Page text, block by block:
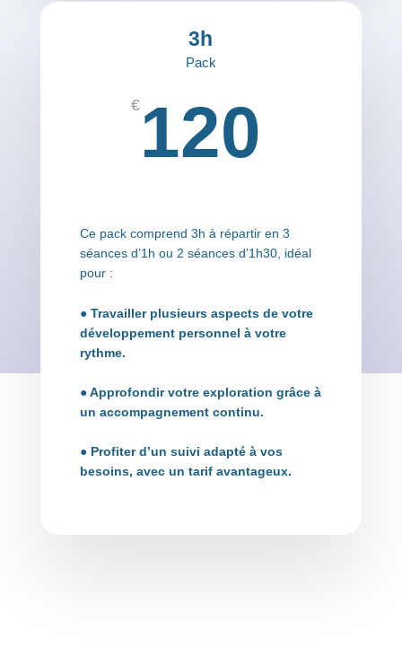
3h
Pack
€ 120
Ce pack comprend 3h à répartir en 3
séances d’1h ou 2 séances d’1h30, idéal
pour :
● Travailler plusieurs aspects de votre
développement personnel à votre
rythme.
● Approfondir votre exploration grâce à
un accompagnement continu.
● Profiter d’un suivi adapté à vos
besoins, avec un tarif avantageux.